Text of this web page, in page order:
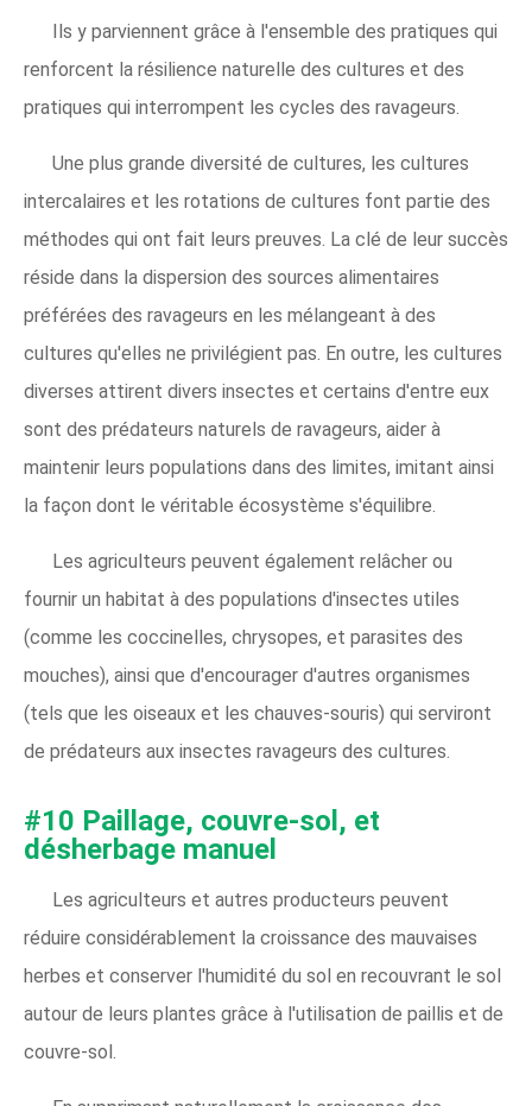
Ils y parviennent grâce à l'ensemble des pratiques qui
renforcent la résilience naturelle des cultures et des
pratiques qui interrompent les cycles des ravageurs.
Une plus grande diversité de cultures, les cultures
intercalaires et les rotations de cultures font partie des
méthodes qui ont fait leurs preuves. La clé de leur succès
réside dans la dispersion des sources alimentaires
préférées des ravageurs en les mélangeant à des
cultures qu'elles ne privilégient pas. En outre, les cultures
diverses attirent divers insectes et certains d'entre eux
sont des prédateurs naturels de ravageurs, aider à
maintenir leurs populations dans des limites, imitant ainsi
la façon dont le véritable écosystème s'équilibre.
Les agriculteurs peuvent également relâcher ou
fournir un habitat à des populations d'insectes utiles
(comme les coccinelles, chrysopes, et parasites des
mouches), ainsi que d'encourager d'autres organismes
(tels que les oiseaux et les chauves-souris) qui serviront
de prédateurs aux insectes ravageurs des cultures.
#10 Paillage, couvre-sol, et
désherbage manuel
Les agriculteurs et autres producteurs peuvent
réduire considérablement la croissance des mauvaises
herbes et conserver l'humidité du sol en recouvrant le sol
autour de leurs plantes grâce à l'utilisation de paillis et de
couvre-sol.